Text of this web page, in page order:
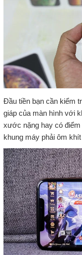
Đầu tiền bạn cần kiểm
giáp của màn hình với
xước nặng hay có điểm
khung máy phải ôm